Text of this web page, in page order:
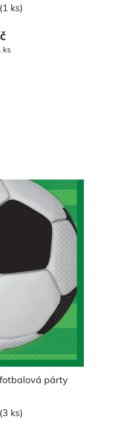
(1 ks)
ks
párty
(3 ks)